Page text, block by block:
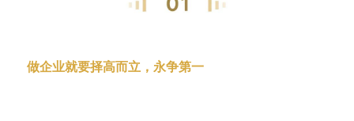
做企业就要择高而立，永争第一